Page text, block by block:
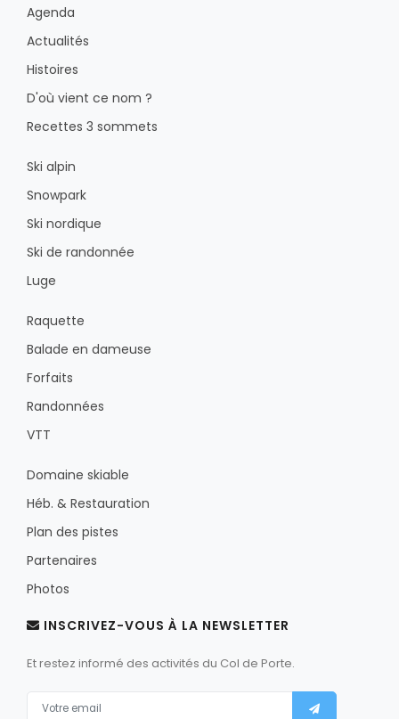
Agenda
Actualités
Histoires
D'où vient ce nom ?
Recettes 3 sommets
Ski alpin
Snowpark
Ski nordique
Ski de randonnée
Luge
Raquette
Balade en dameuse
Forfaits
Randonnées
VTT
Domaine skiable
Héb. & Restauration
Plan des pistes
Partenaires
Photos
INSCRIVEZ-VOUS À LA NEWSLETTER
Et restez informé des activités du Col de Porte.